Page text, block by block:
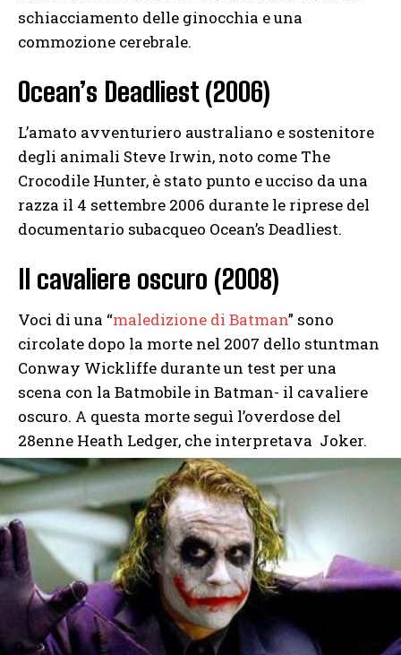
schiacciamento delle ginocchia e una
commozione cerebrale.
Ocean’s Deadliest (2006)
L’amato avventuriero australiano e sostenitore
degli animali Steve Irwin, noto come The
Crocodile Hunter, è stato punto e ucciso da una
razza il 4 settembre 2006 durante le riprese del
documentario subacqueo Ocean’s Deadliest.
Il cavaliere oscuro (2008)
Voci di una “maledizione di Batman” sono
circolate dopo la morte nel 2007 dello stuntman
Conway Wickliffe durante un test per una
scena con la Batmobile in Batman- il cavaliere
oscuro. A questa morte seguì l’overdose del
28enne Heath Ledger, che interpretava Joker.